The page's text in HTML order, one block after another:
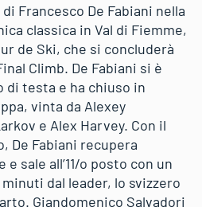
Francesco De Fabiani nella
classica in Val di Fiemme,
de Ski, che si concluderà
Climb. De Fabiani si è
testa e ha chiuso in
vinta da Alexey
e Alex Harvey. Con il
De Fabiani recupera
sale all’11/o posto con un
dal leader, lo svizzero
Giandomenico Salvadori